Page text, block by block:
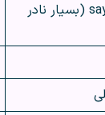
say+ to+ someone (بسیار نادر